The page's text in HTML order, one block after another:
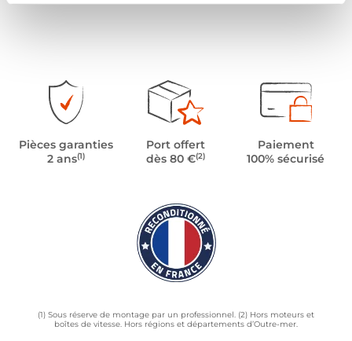
Pièces garanties
2 ans(1)
Port offert
dès 80 €(2)
Paiement
100% sécurisé
(1) Sous réserve de montage par un professionnel. (2) Hors moteurs et
boîtes de vitesse. Hors régions et départements d’Outre-mer.